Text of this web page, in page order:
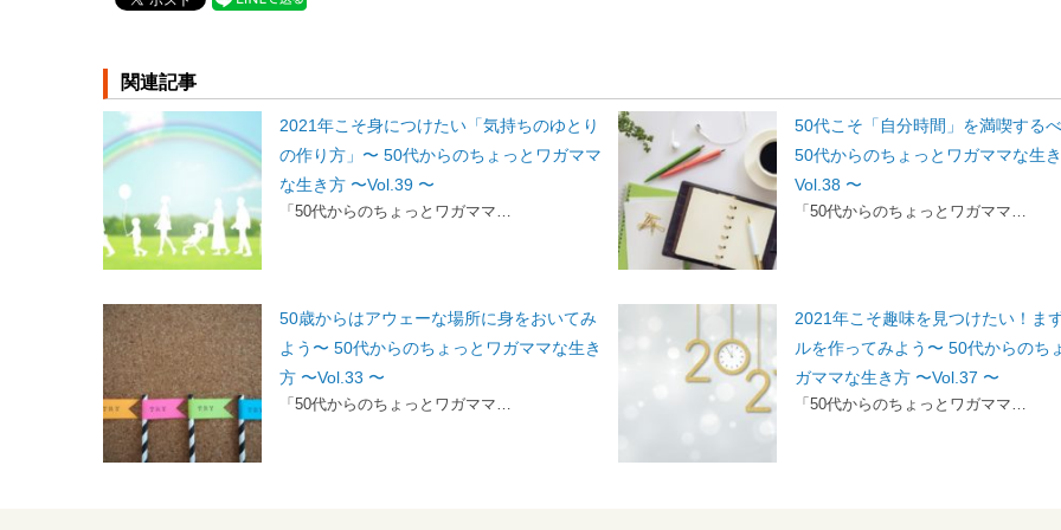
関連記事
2021年こそ身につけたい「気持ちのゆとり
の作り方」〜 50代からのちょっとワガママ
な生き方 〜Vol.39 〜
「50代からのちょっとワガママ…
50代こそ「自分時間」を満喫する
50代からのちょっとワガママな生
Vol.38 〜
「50代からのちょっとワガママ…
50歳からはアウェーな場所に身をおいてみ
よう〜 50代からのちょっとワガママな生き
方 〜Vol.33 〜
「50代からのちょっとワガママ…
2021年こそ趣味を見つけたい！ま
ルを作ってみよう〜 50代からのち
ガママな生き方 〜Vol.37 〜
「50代からのちょっとワガママ…